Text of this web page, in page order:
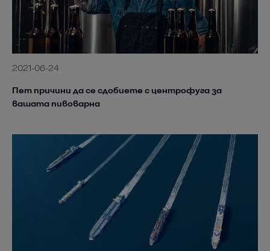
2021-06-24
Пет причини да се сдобиете с центрофуга за
вашата пивоварна